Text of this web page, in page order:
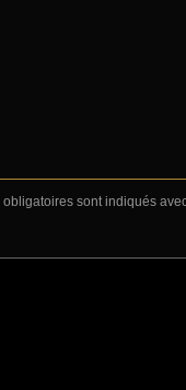
obligatoires sont indiqués